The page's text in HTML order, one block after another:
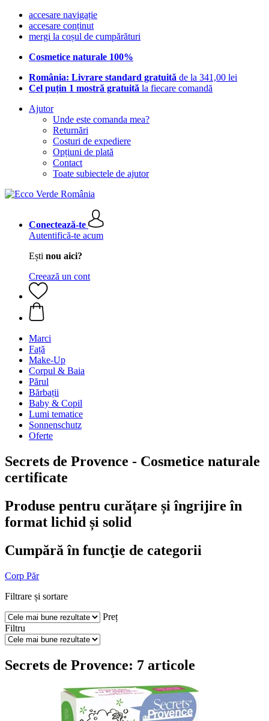
accesare navigație
accesare conținut
mergi la coșul de cumpărături
Cosmetice naturale 100%
România: Livrare standard gratuită de la 341,00 lei
Cel puțin 1 mostră gratuită la fiecare comandă
Ajutor
Unde este comanda mea?
Returnări
Costuri de expediere
Opțiuni de plată
Contact
Toate subiectele de ajutor
Conectează-te
Autentifică-te acum
Ești nou aici?
Creează un cont
Marci
Față
Make-Up
Corpul & Baia
Părul
Bărbații
Baby & Copil
Lumi tematice
Sonnenschutz
Oferte
Secrets de Provence - Cosmetice naturale
certificate
Produse pentru curățare și îngrijire în
format lichid și solid
Cumpără în funcţie de categorii
Corp Păr
Filtrare și sortare
Preț
Filtru
Secrets de Provence: 7 articole